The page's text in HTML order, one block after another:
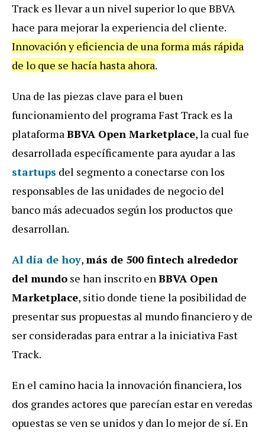
Track es llevar a un nivel superior lo que BBVA
hace para mejorar la experiencia del cliente.
Innovación y eficiencia de una forma más rápida
de lo que se hacía hasta ahora.
Una de las piezas clave para el buen
funcionamiento del programa Fast Track es la
plataformaBBVA Open Marketplace, la cual fue
desarrollada específicamente para ayudar a las
startups del segmento a conectarse con los
responsables de las unidades de negocio del
banco más adecuados según los productos que
desarrollan.
Al día de hoy,más de 500 fintech alrededor
del mundo se han inscrito enBBVA Open
Marketplace, sitio donde tiene la posibilidad de
presentar sus propuestas al mundo financiero y de
ser consideradas para entrar a la iniciativa Fast
Track.
En el camino hacia la innovación financiera, los
dos grandes actores que parecían estar en veredas
opuestas se ven se unidos y dan lo mejor de sí. En